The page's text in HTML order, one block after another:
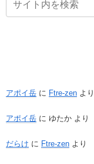
アポイ岳 に Ftre-zen より
アポイ岳 に ゆたか より
だらけ に Ftre-zen より